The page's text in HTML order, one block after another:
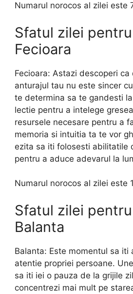
Numarul norocos al zilei este
Sfatul zilei
Fecioara
Fecioara: Astazi descoperi ca
anturajul tau nu este sincer
te determina sa te gandesti
lectie pentru a intelege
resursele necesare pentru a
memoria si intuitia ta te vor
ezita sa iti folosesti abilitatile
pentru a aduce adevarul la
Numarul norocos al zilei este
Sfatul zilei
Balanta
Balanta: Este momentul sa iti
atentie propriei persoane.
sa iti iei o pauza de la grijile
concentrezi mai mult pe